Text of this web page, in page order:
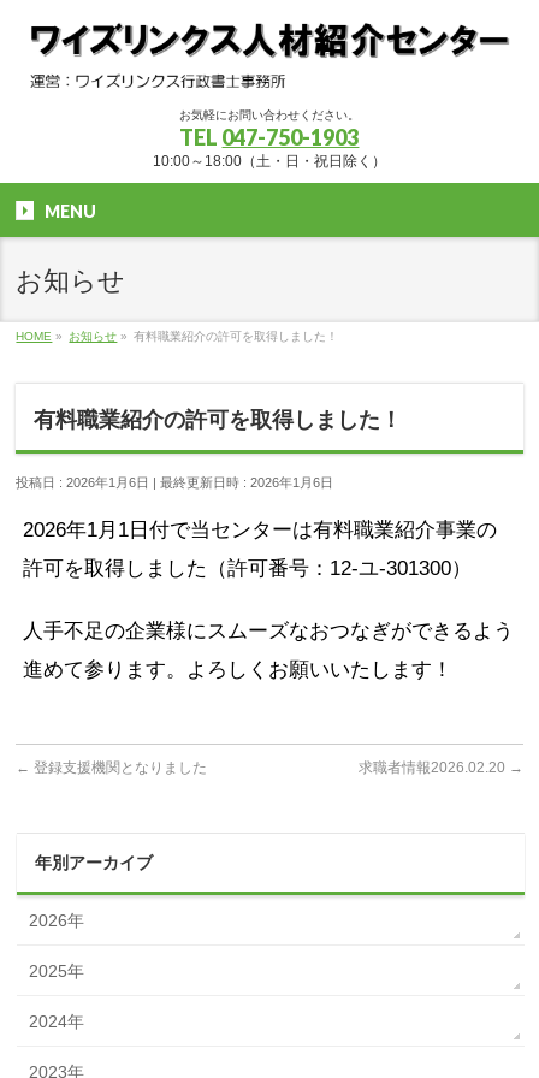
お気軽にお問い合わせください。
TEL 047-750-1903
10:00～18:00（土・日・祝日除く）
MENU
お知らせ
HOME » お知らせ » 有料職業紹介の許可を取得しました！
有料職業紹介の許可を取得しました！
投稿日 : 2026年1月6日 最終更新日時 : 2026年1月6日
2026年1月1日付で当センターは有料職業紹介事業の
許可を取得しました（許可番号：12-ユ-301300）
人手不足の企業様にスムーズなおつなぎができるよう
進めて参ります。よろしくお願いいたします！
← 登録支援機関となりました 求職者情報2026.02.20 →
年別アーカイブ
2026年
2025年
2024年
2023年